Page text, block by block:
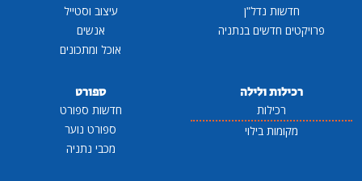
חדשות נדל"ן
פרויקטים חדשים בנתניה
עיצוב וסטייל
אנשים
אוכל ומתכונים
רכילות ולילה
רכילות
מקומות בילוי
ספורט
חדשות ספורט
ספורט נוער
מכבי נתניה